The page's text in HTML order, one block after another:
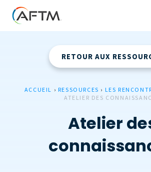
RETOUR AUX
ACCUEIL › RESSOURCES › LES
ATELIER DES
Atelier